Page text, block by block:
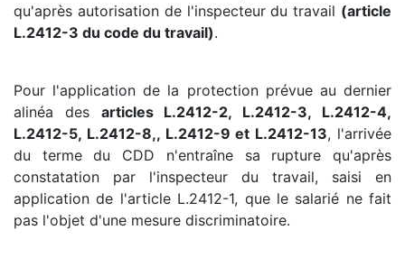
qu'après autorisation de l'inspecteur du travail (article
L.2412-3 du code du travail).
Pour l'application de la protection prévue au dernier
alinéa des articles L.2412-2, L.2412-3, L.2412-4,
L.2412-5, L.2412-8,, L.2412-9 et L.2412-13, l'arrivée
du terme du CDD n'entraîne sa rupture qu'après
constatation par l'inspecteur du travail, saisi en
application de l'article L.2412-1, que le salarié ne fait
pas l'objet d'une mesure discriminatoire.